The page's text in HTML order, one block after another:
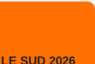
SUD 2026